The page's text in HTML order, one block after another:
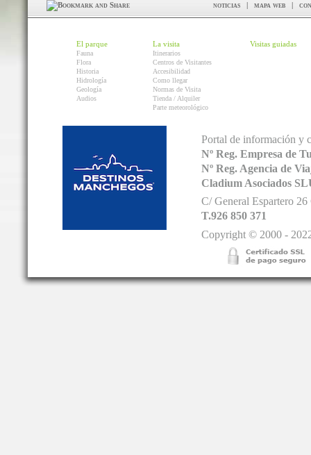
noticias | mapa web |
El parque
Fauna
Flora
Historia
Hidrología
Geología
Audios
La visita
Itinerarios
Centros de Visitantes
Accesibilidad
Como llegar
Normas de Visita
Tienda / Alquiler
Parte meteorológico
Visitas guiadas
Portal de información y
Nº Reg. Empresa de
Nº Reg. Agencia de
Cladium Asociados
C/ General Espartero
T.926 850 371
Copyright © 2000 -